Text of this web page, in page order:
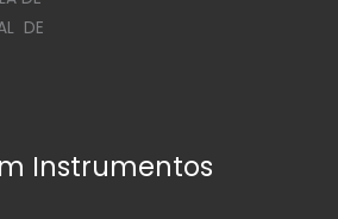
DE
Instrumentos